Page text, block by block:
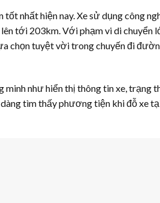
nhất hiện nay. Xe sử dụng công
tới 203km. Với phạm vi di chuyển
chọn tuyệt vời trong chuyến đi
như hiển thị thông tin xe, trạng
tìm thấy phương tiện khi đỗ xe